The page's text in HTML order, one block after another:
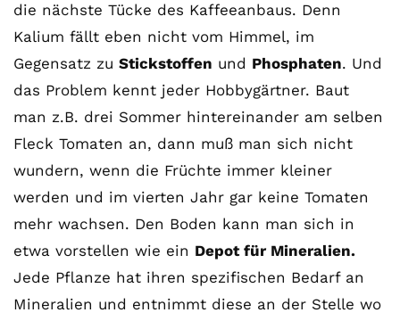
die nächste Tücke des Kaffeeanbaus. Denn
Kalium fällt eben nicht vom Himmel, im
Gegensatz zu Stickstoffen und Phosphaten. Und
das Problem kennt jeder Hobbygärtner. Baut
man z.B. drei Sommer hintereinander am selben
Fleck Tomaten an, dann muß man sich nicht
wundern, wenn die Früchte immer kleiner
werden und im vierten Jahr gar keine Tomaten
mehr wachsen. Den Boden kann man sich in
etwa vorstellen wie ein Depot für Mineralien.
Jede Pflanze hat ihren spezifischen Bedarf an
Mineralien und entnimmt diese an der Stelle wo